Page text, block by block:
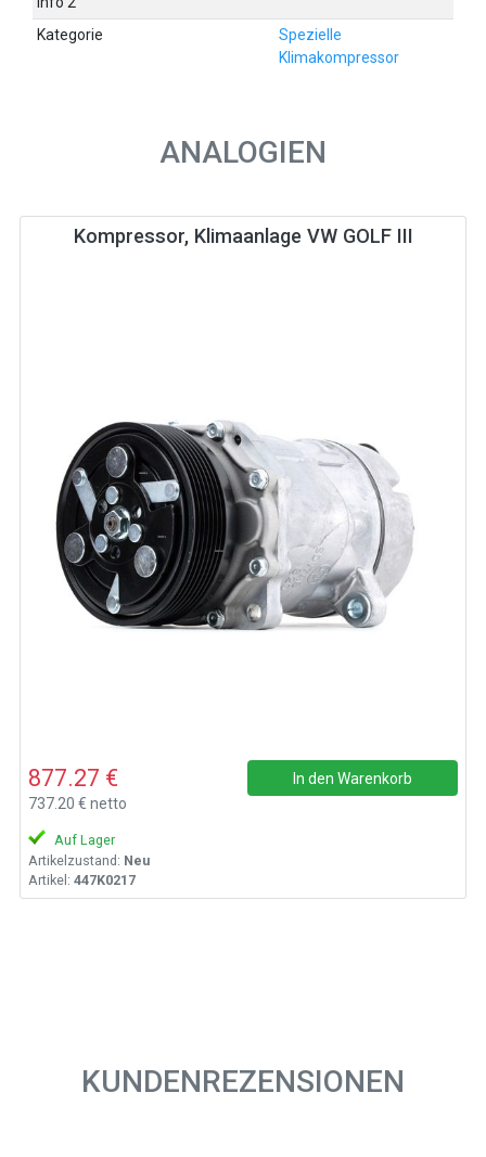
Kategorie
Spezielle
Klimakompressor
ANALOGIEN
Kompressor, Klimaanlage VW GOLF III
877.27 €
737.20 € netto
In den Warenkorb
Auf Lager
Artikelzustand: Neu
Artikel: 447K0217
KUNDENREZENSIONEN